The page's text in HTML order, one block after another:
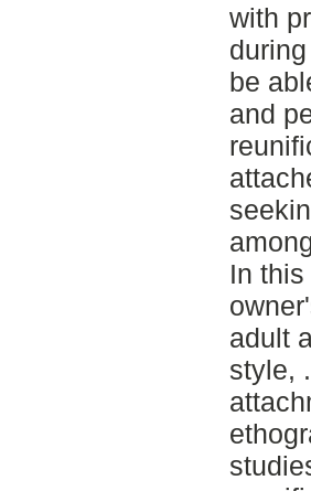
with
be
and
In
adult
style,